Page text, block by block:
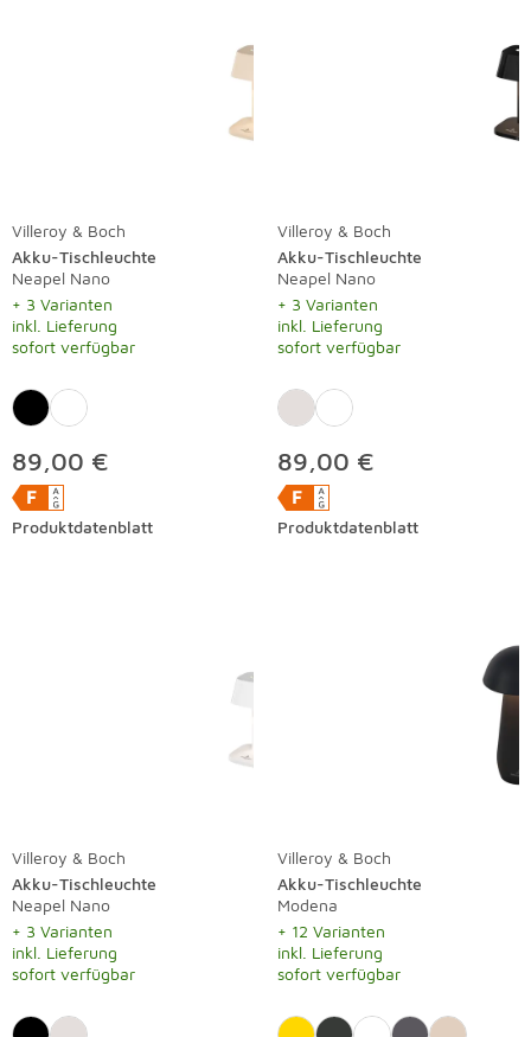
Villeroy & Boch
Akku-Tischleuchte
Neapel Nano
+ 3 Varianten
inkl. Lieferung
sofort verfügbar
89,00 €
Produktdatenblatt
Villeroy & Boch
Akku-Tischleuchte
Neapel Nano
+ 3 Varianten
inkl. Lieferung
sofort verfügbar
89,00 €
Produktdatenblatt
Villeroy & Boch
Akku-Tischleuchte
Neapel Nano
+ 3 Varianten
inkl. Lieferung
sofort verfügbar
Villeroy & Boch
Akku-Tischleuchte
Modena
+ 12 Varianten
inkl. Lieferung
sofort verfügbar